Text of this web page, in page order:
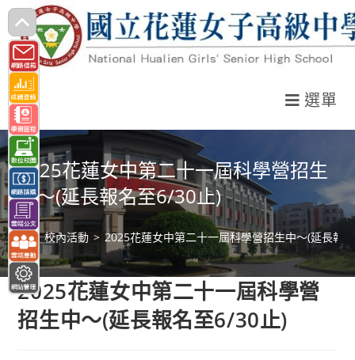
跳
轉
至
主
要
內
容
選單
2025花蓮女中第二十一屆科學營招生
中～(延長報名至6/30止)
> 校內活動 > 2025花蓮女中第二十一屆科學營招生中～(延長報
2025花蓮女中第二十一屆科學營
招生中～(延長報名至6/30止)